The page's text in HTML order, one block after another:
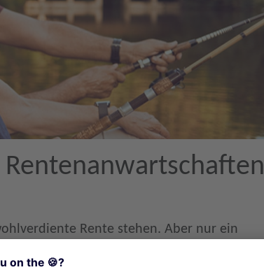
Rente stehen. Aber nur ein
(z. B. Beitrags- und Anrechnungszeiten)
frühzeitige Versorgungsanalyse der